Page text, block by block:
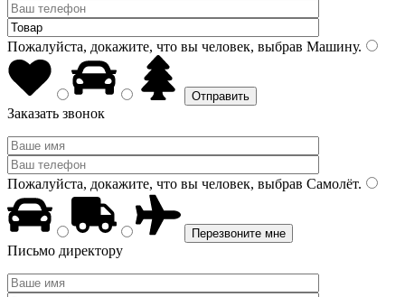
Пожалуйста, докажите, что вы человек, выбрав Машину.
Заказать звонок
Пожалуйста, докажите, что вы человек, выбрав Самолёт.
Письмо директору